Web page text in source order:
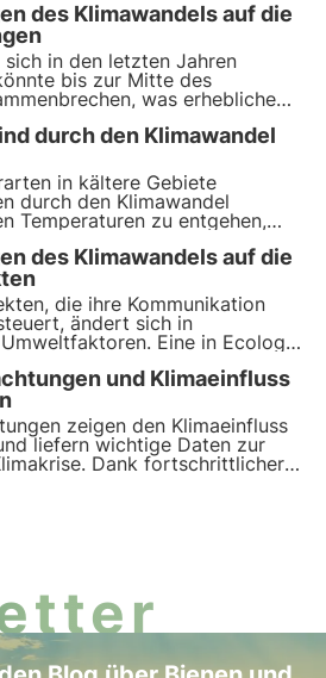
des Klimawandels auf die
in den letzten Jahren
bis zur Mitte des
was erhebliche
Klima hätte:
und Temperaturen würden
durch den Klimawandel
in kältere Gebiete
durch den Klimawandel
Temperaturen zu entgehen,
erfolgreiche Strategie
nicht zu funktionieren,
zeigt.
des Klimawandels auf die
die ihre Kommunikation
ändert sich in
Eine in Ecology
Studie untersucht, wie
auf diese Farben auswirkt
Fortpflanzung und
beeinflusst.
und Klimaeinfluss
zeigen den Klimaeinfluss
liefern wichtige Daten zur
Dank fortschrittlicher
Zusammenarbeit